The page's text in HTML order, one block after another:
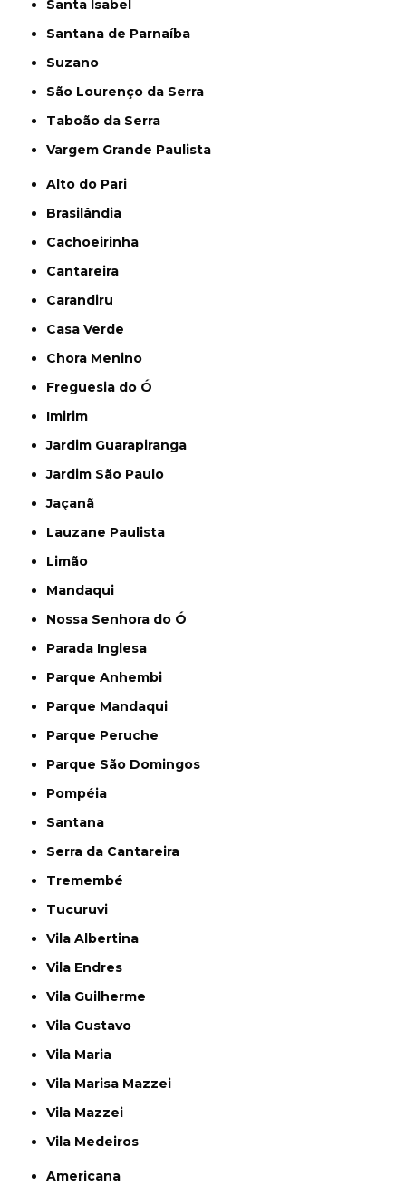
Santa Isabel
Santana de Parnaíba
Suzano
São Lourenço da Serra
Taboão da Serra
Vargem Grande Paulista
Alto do Pari
Brasilândia
Cachoeirinha
Cantareira
Carandiru
Casa Verde
Chora Menino
Freguesia do Ó
Imirim
Jardim Guarapiranga
Jardim São Paulo
Jaçanã
Lauzane Paulista
Limão
Mandaqui
Nossa Senhora do Ó
Parada Inglesa
Parque Anhembi
Parque Mandaqui
Parque Peruche
Parque São Domingos
Pompéia
Santana
Serra da Cantareira
Tremembé
Tucuruvi
Vila Albertina
Vila Endres
Vila Guilherme
Vila Gustavo
Vila Maria
Vila Marisa Mazzei
Vila Mazzei
Vila Medeiros
Americana